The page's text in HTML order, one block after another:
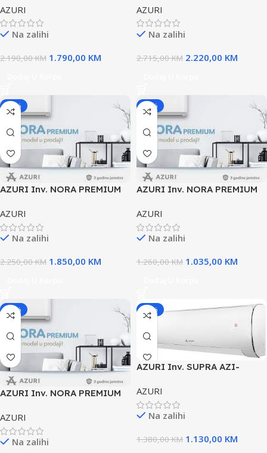
AZURI
Na zalihi
2.190,00KM 1.790,00 KM
AZURI
Na zalihi
2.715,00KM 2.220,00 KM
-18%
AZURI Inv. NORA PREMIUM
AZURI
Na zalihi
2.250,00KM 1.850,00 KM
-18%
AZURI Inv. NORA PREMIUM
AZURI
Na zalihi
1.260,00KM 1.035,00 KM
-18%
AZURI Inv. NORA PREMIUM
AZURI
Na zalihi
-18%
AZURI Inv. SUPRA AZI-
AZURI
Na zalihi
1.380,00KM 1.130,00 KM